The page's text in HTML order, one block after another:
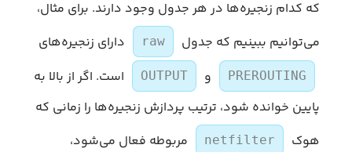
که کدام زنجیره‌ها در هر جدول وجود دارند. برای مثال،
می‌توانیم ببینیم که جدول
raw دارای زنجیره‌های
PREROUTING و OUTPUT
است. اگر از بالا به
پایین خوانده شود، ترتیب پردازش زنجیره‌ها را زمانی که
هوک
netfilter
مربوطه فعال می‌شود،